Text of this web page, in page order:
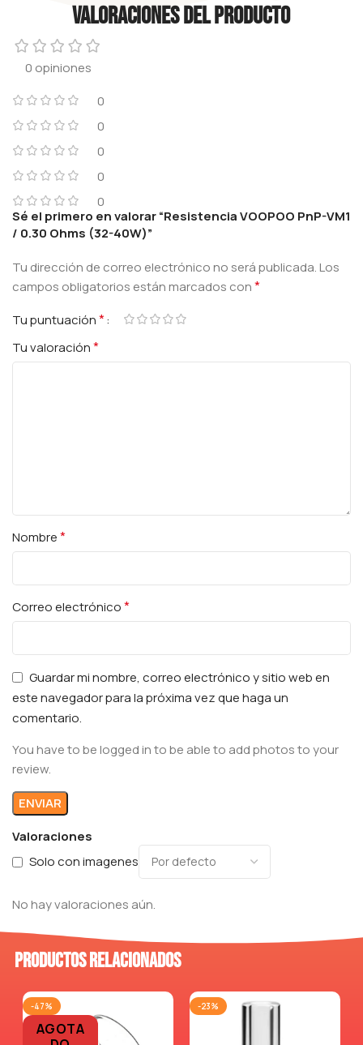
Valoraciones del producto
0 opiniones
0
0
0
0
0
Valoraciones
Solo con imagenes
No hay valoraciones aún.
Sé el primero en valorar “Resistencia VOOPOO PnP-VM1
/ 0.30 Ohms (32-40W)”
Tu dirección de correo electrónico no será publicada.Los
campos obligatorios están marcados con*
Tu puntuación*
Tu valoración*
Nombre*
Correo electrónico*
Guardar mi nombre, correo electrónico y sitio web en
este navegador para la próxima vez que haga un
comentario.
You have to be logged in to be able to add photos to your
review.
Productos relacionados
-47%
AGOTA
-23%